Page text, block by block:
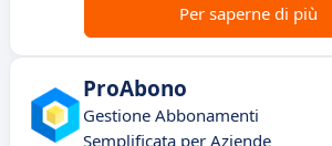
Per saperne di più
ProAbono
Gestione Abbonamenti
Semplificata per Aziende